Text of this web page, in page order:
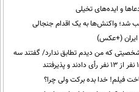
و ایده‌های تخیلی
شد؛ واکنش‌ها به یک اقدام جنجالی
(+عکس)
که من دیدم تطابق ندارد/ گفتند سه